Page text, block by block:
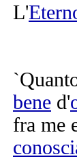
L'
bene d'
fra me